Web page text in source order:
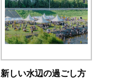
新しい水辺の過ごし方